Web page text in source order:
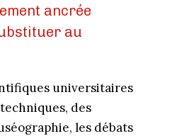
ancrée
au
universitaires
des
les débats